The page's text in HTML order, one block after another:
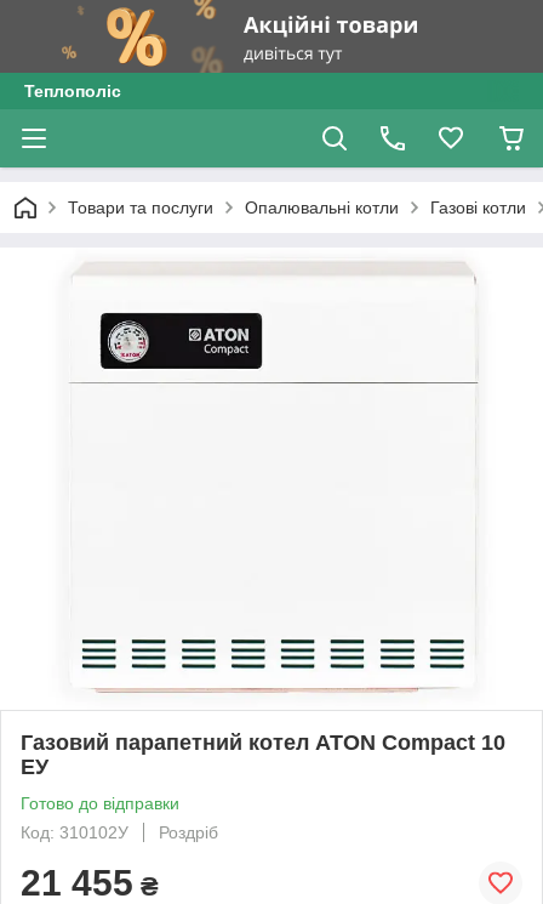
Теплополіс
Товари та послуги Опалювальні котли Газові котли
Газовий парапетний котел ATON Compact 10
ЕУ
Готово до відправки
Код: 310102У
Роздріб
21 455 ₴